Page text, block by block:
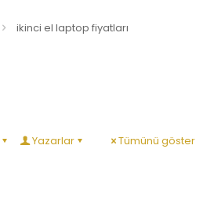
ikinci el laptop fiyatları
Yazarlar Tümünü göster